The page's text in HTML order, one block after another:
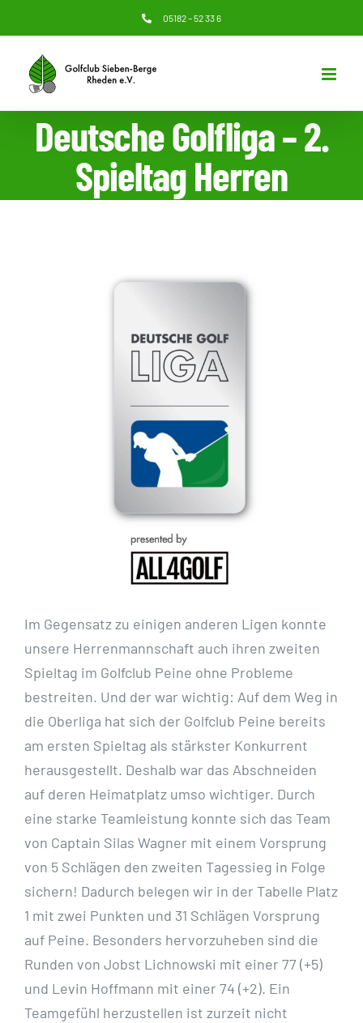
Inhalt
springen
05182 – 52 33 6
Deutsche Golfliga – 2.
Spieltag Herren
Im Gegensatz zu einigen anderen Ligen konnte
unsere Herrenmannschaft auch ihren zweiten
Spieltag im Golfclub Peine ohne Probleme
bestreiten. Und der war wichtig: Auf dem Weg in
die Oberliga hat sich der Golfclub Peine bereits
am ersten Spieltag als stärkster Konkurrent
herausgestellt. Deshalb war das Abschneiden
auf deren Heimatplatz umso wichtiger. Durch
eine starke Teamleistung konnte sich das Team
von Captain Silas Wagner mit einem Vorsprung
von 5 Schlägen den zweiten Tagessieg in Folge
sichern! Dadurch belegen wir in der Tabelle Platz
1 mit zwei Punkten und 31 Schlägen Vorsprung
auf Peine. Besonders hervorzuheben sind die
Runden von Jobst Lichnowski mit einer 77 (+5)
und Levin Hoffmann mit einer 74 (+2). Ein
Teamgefühl herzustellen ist zurzeit nicht